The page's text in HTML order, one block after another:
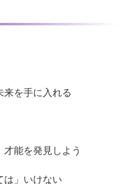
来を手に入れる
能を発見しよう
は」いけない